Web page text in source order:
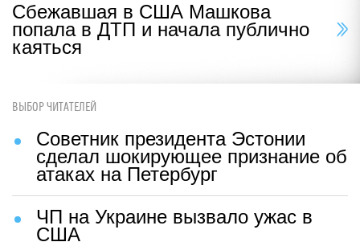
Сбежавшая в США Машкова
попала в ДТП и начала публично
каяться
ВЫБОР ЧИТАТЕЛЕЙ
Советник президента Эстонии
сделал шокирующее признание об
атаках на Петербург
ЧП на Украине вызвало ужас в
США